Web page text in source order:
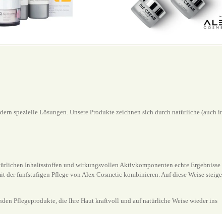
spezielle Lösungen. Unsere Produkte zeichnen sich durch natürliche (auch
Inhaltsstoffen und wirkungsvollen Aktivkomponenten echte Ergebnisse
fünfstufigen Pflege von Alex Cosmetic kombinieren. Auf diese Weise
Pflegeprodukte, die Ihre Haut kraftvoll und auf natürliche Weise wieder ins